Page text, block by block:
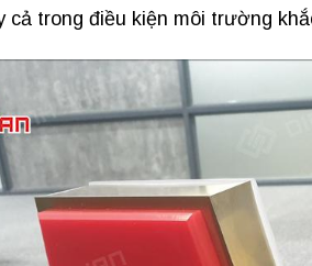
cả trong điều kiện môi trường